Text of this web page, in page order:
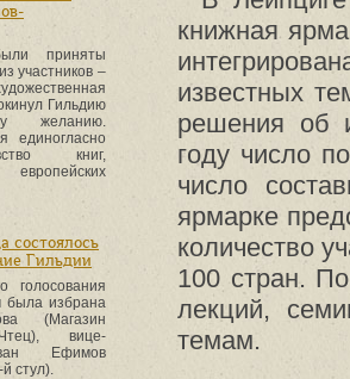
книжная
известных
решения об
году число
число
ярмарке
количество
100 стран.
лекций,
темам.
приняты
участников –
Гильдию
желанию.
единогласно
книг,
состоялось
Гильдии
голосования
была избрана
(Магазин
вице-
Ефимов
стул).